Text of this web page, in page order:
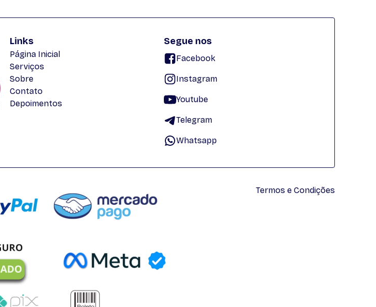
Links
Página Inicial
Serviços
Sobre
Contato
Depoimentos
Segue nos
Facebook
Instagram
Youtube
Telegram
Whatsapp
Termos e Condições